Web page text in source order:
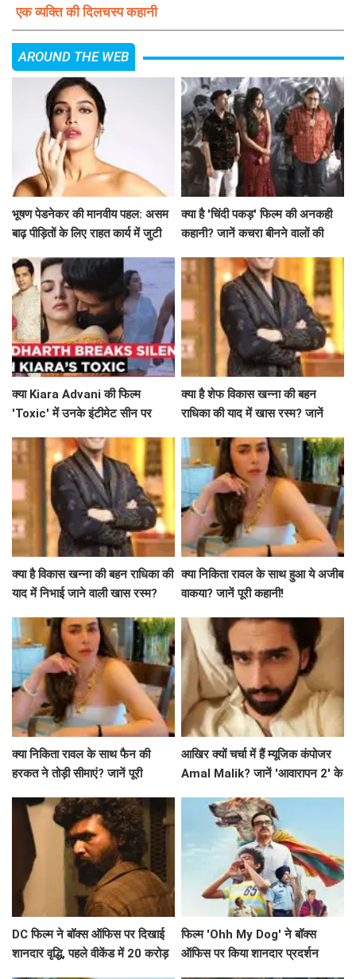
एक व्यक्ति की दिलचस्प कहानी
AROUND THE WEB
भूषण पेडनेकर की मानवीय पहल: असम
बाढ़ पीड़ितों के लिए राहत कार्य में जुटी
क्या है 'चिंदी पकड़' फिल्म की अनकही
कहानी? जानें कचरा बीनने वालों की
क्या Kiara Advani की फिल्म
'Toxic' में उनके इंटीमेट सीन पर
है खास?
क्या है शेफ विकास खन्ना की बहन
राधिका की याद में खास रस्म? जानें
क्या है विकास खन्ना की बहन राधिका की
याद में निभाई जाने वाली खास रस्म?
क्या निकिता रावल के साथ हुआ ये अजीब
वाकया? जानें पूरी कहानी!
क्या निकिता रावल के साथ फैन की
हरकत ने तोड़ी सीमाएं? जानें पूरी
आखिर क्यों चर्चा में हैं म्यूजिक कंपोजर
Amal Malik? जानें 'आवारापन 2' के
DC फिल्म ने बॉक्स ऑफिस पर दिखाई
शानदार वृद्धि, पहले वीकेंड में 20 करोड़
फिल्म 'Ohh My Dog' ने बॉक्स
ऑफिस पर किया शानदार प्रदर्शन